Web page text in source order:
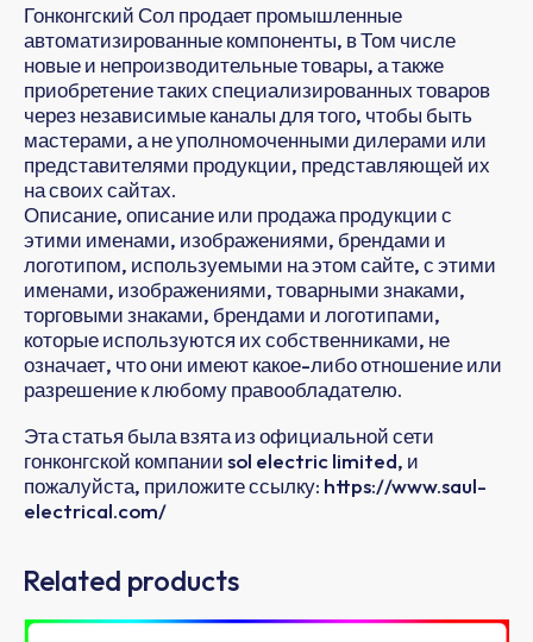
Гонконгский Сол продает промышленные
автоматизированные компоненты, в Том числе
новые и непроизводительные товары, а также
приобретение таких специализированных товаров
через независимые каналы для того, чтобы быть
мастерами, а не уполномоченными дилерами или
представителями продукции, представляющей их
на своих сайтах.
Описание, описание или продажа продукции с
этими именами, изображениями, брендами и
логотипом, используемыми на этом сайте, с этими
именами, изображениями, товарными знаками,
торговыми знаками, брендами и логотипами,
которые используются их собственниками, не
означает, что они имеют какое-либо отношение или
разрешение к любому правообладателю.
Эта статья была взята из официальной сети
гонконгской компании sol electric limited, и
пожалуйста, приложите ссылку: https://www.saul-
electrical.com/
Related products